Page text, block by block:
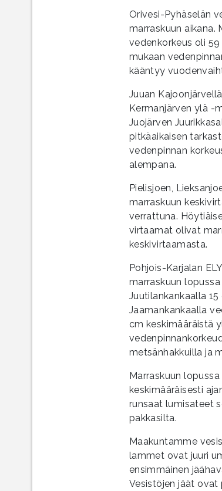
Orivesi-Pyhäselän
marraskuun aikana.
vedenkorkeus oli
mukaan
kääntyy
Juuan
Kermanjärven ylä -
Juojärven
pitkäaikaisen
vedenpinnan
alempana.
Pielisjoen,
marraskuun
verrattuna.
virtaamat olivat
keskivirtaamasta.
Pohjois-Karjalan
marraskuun
Juutilankankaalla
Jaamankankaalla
cm keskimääräistä
metsänhakkuilla ja
Marraskuun
keskimääräisesti
runsaat lumisateet
pakkasilta.
Maakuntamme
lammet ovat juuri
ensimmäinen
Vesistöjen jäät ovat